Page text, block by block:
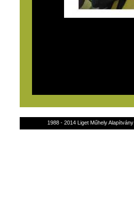
1988 - 2014 Liget Műhely Alapítvány